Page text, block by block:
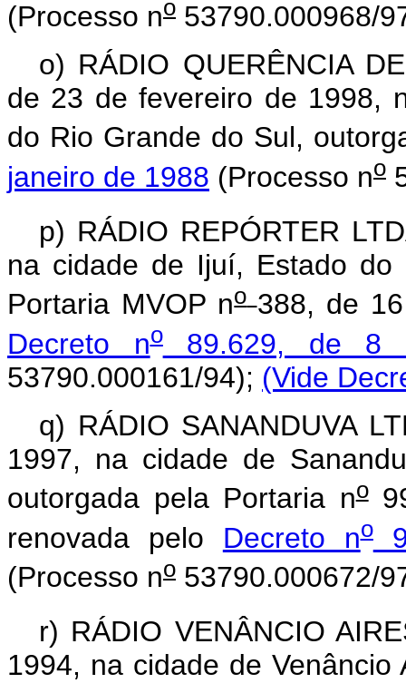
(Processo no 53790.000968/
o) RÁDIO QUERÊNCIA
de 23 de fevereiro de 1998,
do Rio Grande do Sul,
janeiro de 1988 (Processo no
p) RÁDIO REPÓRTER
na cidade de Ijuí, Estado
Portaria MVOP no 388, de
Decreto no89.629, de 8
53790.000161/94); (Vide
q) RÁDIO SANANDUVA
1997, na cidade de
outorgada pela Portaria no
renovada pelo Decreto no
(Processo no 53790.000672/
r) RÁDIO VENÂNCIO
1994, na cidade de